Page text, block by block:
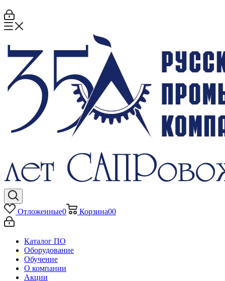
Отложенные0 Корзина00
Каталог ПО
Оборудование
Обучение
О компании
Акции